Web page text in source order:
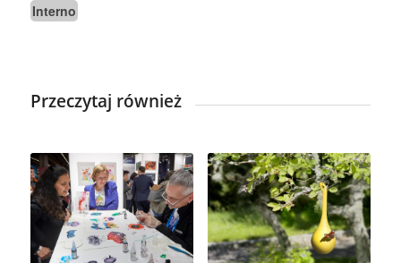
Interno
Przeczytaj również